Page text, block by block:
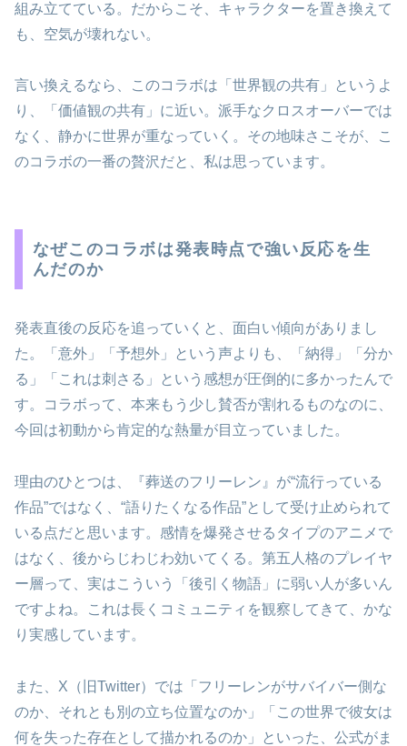
組み立てている。だからこそ、キャラクターを置き換えて
も、空気が壊れない。
言い換えるなら、このコラボは「世界観の共有」というよ
り、「価値観の共有」に近い。派手なクロスオーバーでは
なく、静かに世界が重なっていく。その地味さこそが、こ
のコラボの一番の贅沢だと、私は思っています。
なぜこのコラボは発表時点で強い反応を生
んだのか
発表直後の反応を追っていくと、面白い傾向がありまし
た。「意外」「予想外」という声よりも、「納得」「分か
る」「これは刺さる」という感想が圧倒的に多かったんで
す。コラボって、本来もう少し賛否が割れるものなのに、
今回は初動から肯定的な熱量が目立っていました。
理由のひとつは、『葬送のフリーレン』が“流行っている
作品”ではなく、“語りたくなる作品”として受け止められて
いる点だと思います。感情を爆発させるタイプのアニメで
はなく、後からじわじわ効いてくる。第五人格のプレイヤ
ー層って、実はこういう「後引く物語」に弱い人が多いん
ですよね。これは長くコミュニティを観察してきて、かな
り実感しています。
また、X（旧Twitter）では「フリーレンがサバイバー側な
のか、それとも別の立ち位置なのか」「この世界で彼女は
何を失った存在として描かれるのか」といった、公式がま